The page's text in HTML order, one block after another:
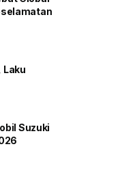
Laku
Suzuki